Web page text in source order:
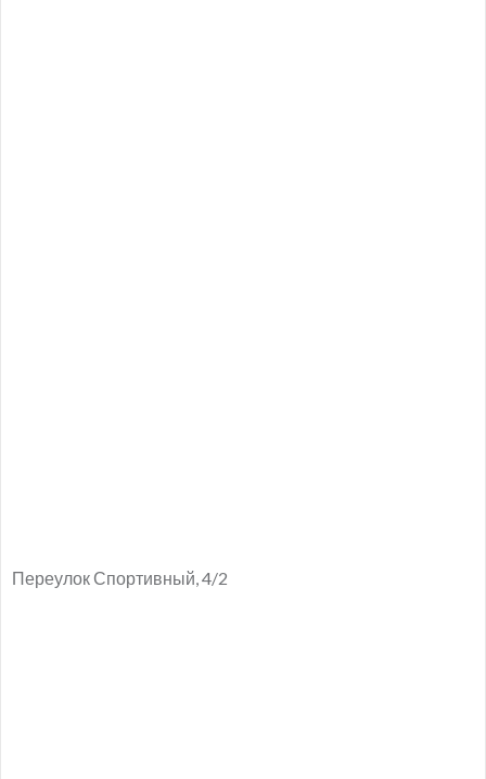
Переулок Спортивный, 4/2